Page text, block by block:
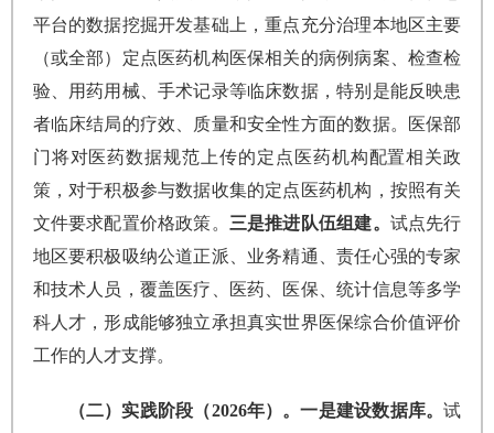
平台的数据挖掘开发基础上，重点充分治理本地区主要
（或全部）定点医药机构医保相关的病例病案、检查检
验、用药用械、手术记录等临床数据，特别是能反映患
者临床结局的疗效、质量和安全性方面的数据。医保部
门将对医药数据规范上传的定点医药机构配置相关政
策，对于积极参与数据收集的定点医药机构，按照有关
文件要求配置价格政策。 三是推进队伍组建。 试点先行
地区要积极吸纳公道正派、业务精通、责任心强的专家
和技术人员，覆盖医疗、医药、医保、统计信息等多学
科人才，形成能够独立承担真实世界医保综合价值评价
工作的人才支撑。
（二）实践阶段（2026年）。一是建设数据库。试